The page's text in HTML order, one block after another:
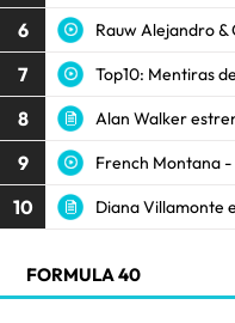
6 Rauw Alejandro &
7 Top10: Mentiras
8 Alan Walker
9 French Montana
10 Diana Villamonte
FORMULA 40